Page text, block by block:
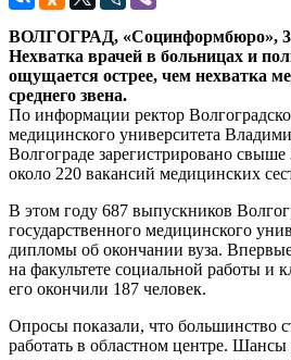
ВОЛГОГРАД, «Социнформбюро»,
Нехватка врачей в больницах и
ощущается острее, чем нехватка
среднего звена.
По информации ректор
медицинского университета
Волгограде зарегистрировано
около 220 вакансий медицинских
В этом году 687 выпускников
государственного медицинского
дипломы об окончании вуза.
на факультете социальной работы и
его окончили 187 человек.
Опросы показали, что большинство
работать в областном центре. Шансы